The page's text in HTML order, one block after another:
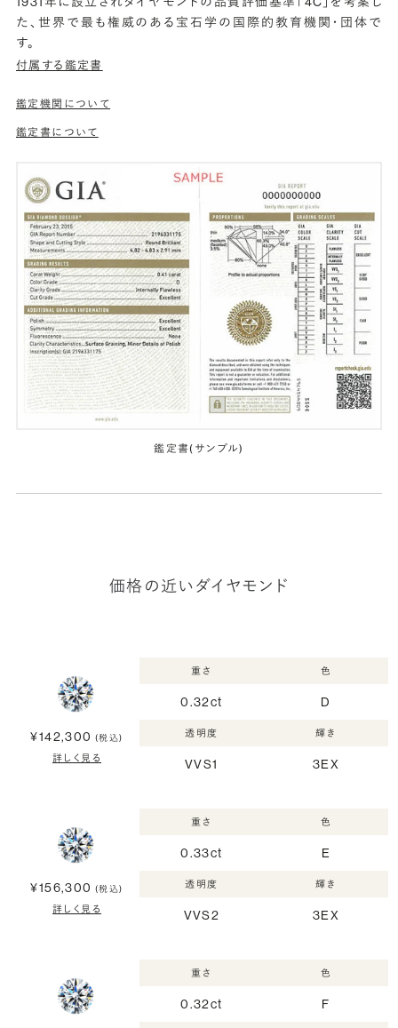
た、世界で最も権威のある宝石学の国際的教育機関・団体で
す。
付属する鑑定書
鑑定機関について
鑑定書について
鑑定書(サンプル)
価格の近いダイヤモンド
¥142,300 (税込)
詳しく見る
重さ
0.32ct
色
D
透明度
VVS1
輝き
3EX
¥156,300 (税込)
詳しく見る
重さ
0.33ct
色
E
透明度
VVS2
輝き
3EX
重さ
0.32ct
色
F